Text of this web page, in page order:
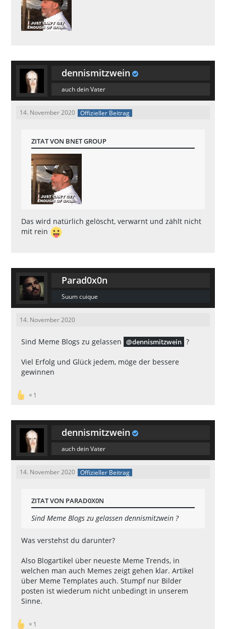
dennismitzwein
auch dein Vater
14. November 2020 Offizieller Beitrag
ZITAT VON BNET GROUP
Das wird natürlich gelöscht, verwarnt und zählt nicht
mit rein
Parad0x0n
Suum cuique
14. November 2020
Sind Meme Blogs zu gelassen dennismitzwein ?
Viel Erfolg und Glück jedem, möge der bessere
gewinnen
1
dennismitzwein
auch dein Vater
14. November 2020 Offizieller Beitrag
ZITAT VON PARAD0X0N
Sind Meme Blogs zu gelassen dennismitzwein ?
Was verstehst du darunter?
Also Blogartikel über neueste Meme Trends, in
welchen man auch Memes zeigt gehen klar. Artikel
über Meme Templates auch. Stumpf nur Bilder
posten ist wiederum nicht unbedingt in unserem
Sinne.
1